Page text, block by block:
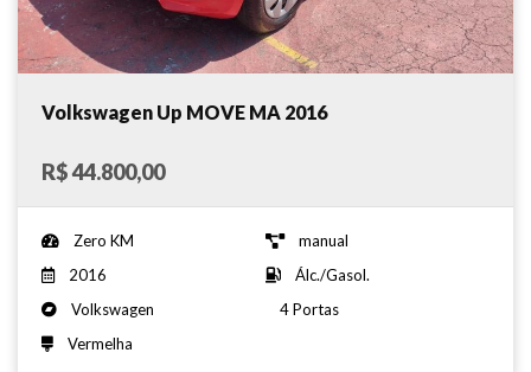
Volkswagen Up MOVE MA 2016
R$ 44.800,00
Zero KM
manual
2016
Álc./Gasol.
Volkswagen
4 Portas
Vermelha